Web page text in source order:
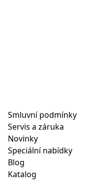
Smluvní podmínky
Servis a záruka
Novinky
Speciální nabídky
Blog
Katalog